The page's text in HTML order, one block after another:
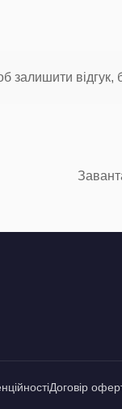
залишити відгук,
Договір